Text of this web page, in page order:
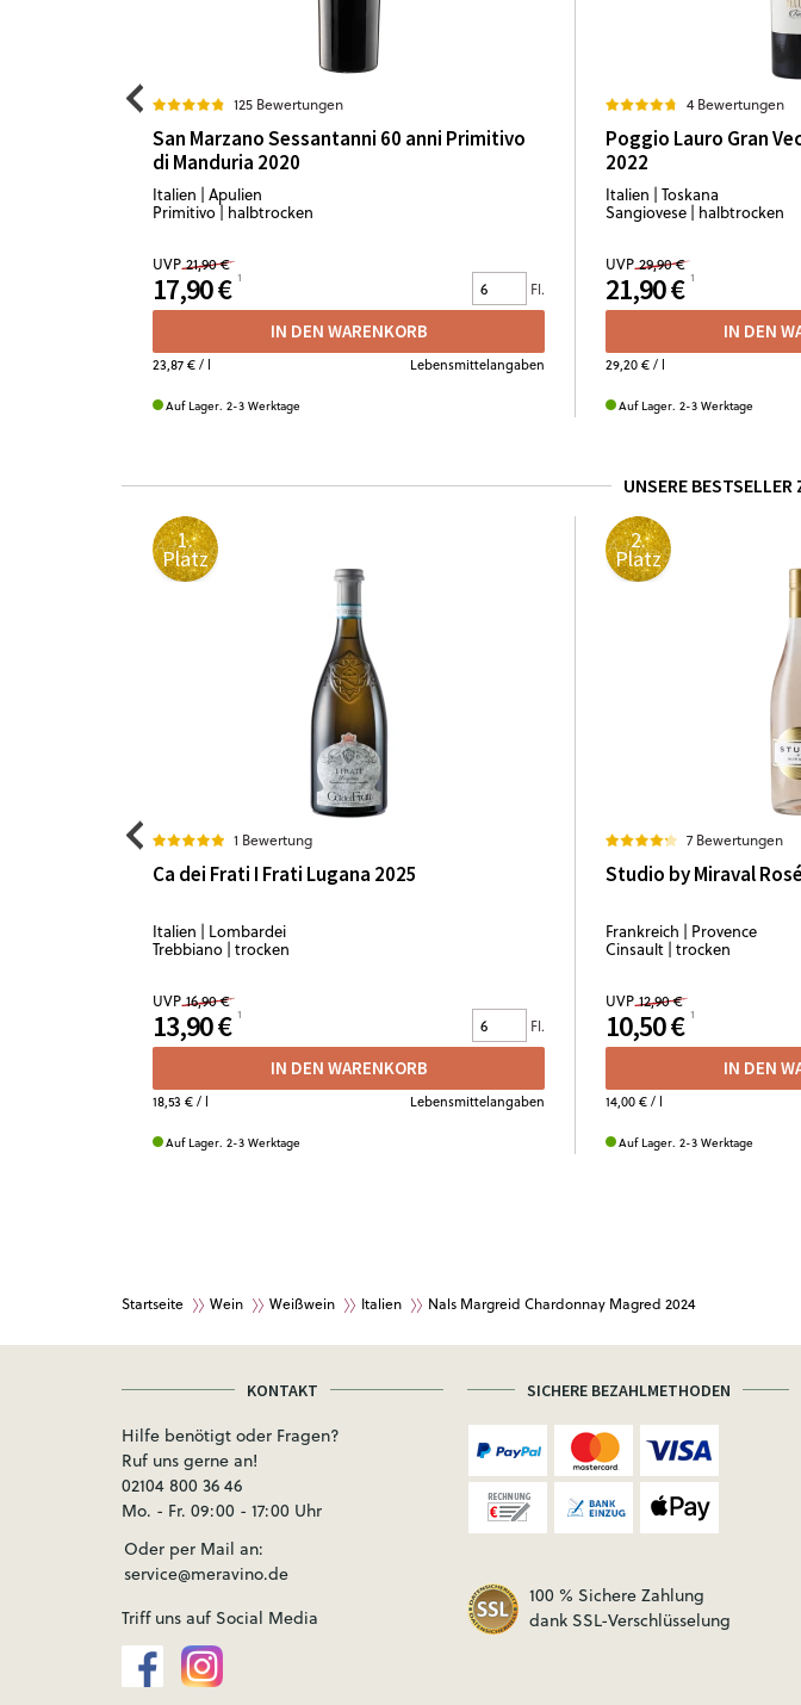
125 Bewertungen
San Marzano Sessantanni 60 anni Primitivo
di Manduria 2020
Italien | Apulien
Primitivo | halbtrocken
UVP 21,90 €
17,90 € Fl.
IN DEN WARENKORB
23,87 €/ l Lebensmittelangaben
Auf Lager. 2-3 Werktage
4 Bewertungen
Poggio Lauro Gran
2022
Italien | Toskana
Sangiovese | halbtrocken
UVP 29,90 €
21,90 €
IN DEN
29,20 €/ l
Auf Lager. 2-3 Werktage
UNSERE
1.
Platz
1 Bewertung
Ca dei Frati I Frati Lugana 2025
Italien | Lombardei
Trebbiano | trocken
UVP 16,90 €
13,90 € Fl.
IN DEN WARENKORB
18,53 €/ l Lebensmittelangaben
Auf Lager. 2-3 Werktage
2.
Platz
7 Bewertungen
Studio by Miraval
Frankreich | Provence
Cinsault | trocken
UVP 12,90 €
10,50 €
IN DEN
14,00 €/ l
Auf Lager. 2-3 Werktage
Startseite Wein Weißwein Italien Nals Margreid Chardonnay Magred 2024
KONTAKT
Hilfe benötigt oder Fragen?
Ruf uns gerne an!
02104 800 36 46
Mo. - Fr. 09:00 - 17:00 Uhr
Oder per Mail an:
service@meravino.de
Triff uns auf Social Media
SICHERE BEZAHLMETHODEN
100 % Sichere Zahlung
dank SSL-Verschlüsselung